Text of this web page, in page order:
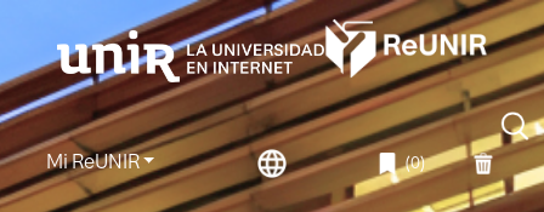
Mi ReUNIR (0)